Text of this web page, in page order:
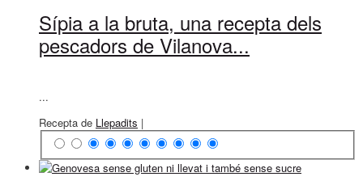
Sípia a la bruta, una recepta dels
pescadors de Vilanova...
...
Recepta de Llepadits |